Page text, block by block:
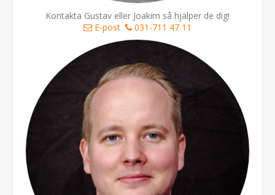
Kontakta Gustav eller Joakim så hjälper de dig!
E-post
031-711 47 11